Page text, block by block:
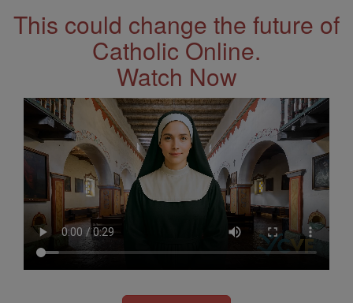
This could change the future of
Catholic Online.
Watch Now